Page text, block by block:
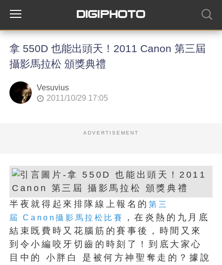
拿 550D 也能出頭天！2011 Canon 第三屆
攝影馬拉松 頒獎典禮
Vesuvius
2011/10/29 17:05
ADVERTISEMENT
半夜就得起來排隊線上報名的 第三
屆 Canon攝影馬拉松比賽
，在炎熱的九月底
結束既費時又花腦筋的賽事後，時間又來
到令小編咬牙切齒的時刻了！到底大家心
目中的 小胖白 是被何方神聖奪走的？據說